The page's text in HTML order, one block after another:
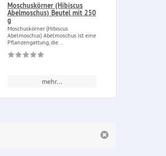
Moschuskörner (Hibiscus
Abelmoschus) Beutel mit 250
g
Moschuskörner (Hibiscus
Abelmoschus) Abelmoschus ist eine
Pflanzengattung, die...
mehr...